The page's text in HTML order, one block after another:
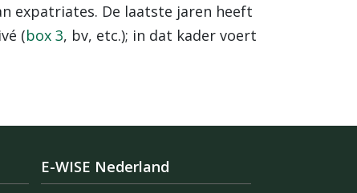
expatriates. De laatste jaren heeft
(box 3, bv, etc.); in dat kader voert
E-WISE Nederland